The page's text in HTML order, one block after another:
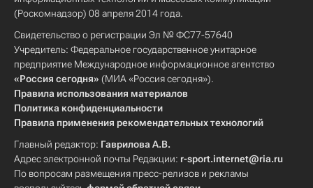
(Роскомнадзор) 08 апреля 2014 года.
Свидетельство о регистрации Эл № ФС77-57640
Учредитель: Федеральное государственное унитарное
предприятие Международное информационное агентство
«Россия сегодня» (МИА «Россия сегодня»).
Правила использования материалов
Политика конфиденциальности
Правила применения рекомендательных технологий
Главный редактор: Гаврилова А.В.
Адрес электронной почты Редакции: r-sport.internet@ria.ru
По вопросам размещения пресс-релизов и рекламы